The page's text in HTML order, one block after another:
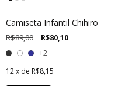
Camiseta Infantil Chihiro
R$89,00 R$80,10
+2
12x de R$8,15